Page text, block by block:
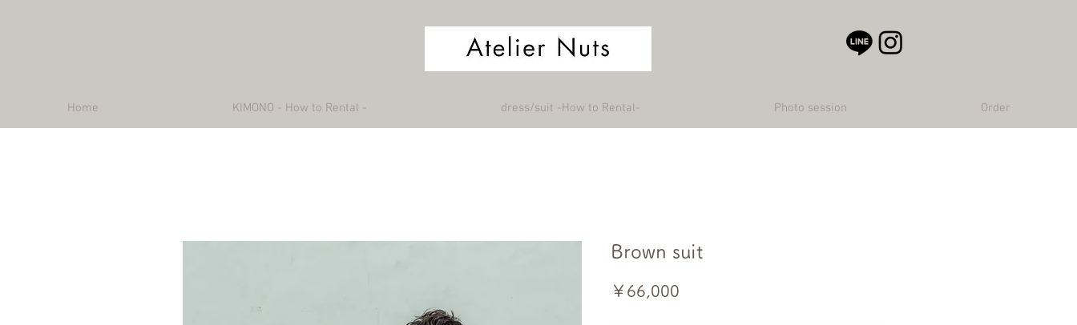
Home KIMONO - How to Rental - dress/suit -How to Rental- Photo session Order
Brown suit
￥66,000